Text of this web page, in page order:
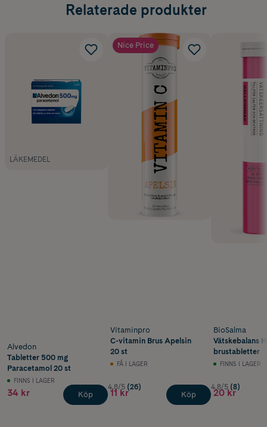
Relaterade produkter
LÄKEMEDEL
Alvedon
Tabletter 500 mg
Paracetamol 20 st
FINNS I LAGER
34 kr Köp
Nice Price
Vitaminpro
C-vitamin Brus Apelsin
20 st
FÅ I LAGER
4.8/5 (26)
11 kr Köp
BioSalma
Vätskebalans
brustabletter
FINNS I LAGER
4.8/5 (8)
20 kr